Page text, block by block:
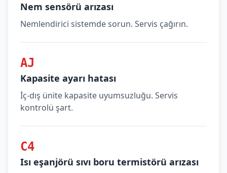
Nem sensörü arızası
Nemlendirici sistemde sorun. Servis çağırın.
AJ
Kapasite ayarı hatası
İç-dış ünite kapasite uyumsuzluğu. Servis
kontrolü şart.
C4
Isı eşanjörü sıvı boru termistörü arızası